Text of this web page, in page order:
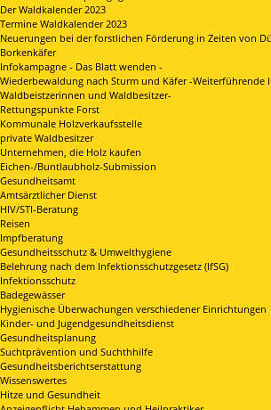
Der Waldkalender 2023
Termine Waldkalender 2023
Neuerungen bei der forstlichen Förderung in Zeiten von
Borkenkäfer
Infokampagne - Das Blatt wenden -
Wiederbewaldung nach Sturm und Käfer -
Waldbeistzerinnen und Waldbesitzer-
Rettungspunkte Forst
Kommunale Holzverkaufsstelle
private Waldbesitzer
Unternehmen, die Holz kaufen
Eichen-/Buntlaubholz-Submission
Gesundheitsamt
Amtsärztlicher Dienst
HIV/STI-Beratung
Reisen
Impfberatung
Gesundheitsschutz & Umwelthygiene
Belehrung nach dem Infektionsschutzgesetz (IfSG)
Infektionsschutz
Badegewässer
Hygienische Überwachungen verschiedener Einrichtungen
Kinder- und Jugendgesundheitsdienst
Gesundheitsplanung
Suchtprävention und Suchthhilfe
Gesundheitsberichtserstattung
Wissenswertes
Hitze und Gesundheit